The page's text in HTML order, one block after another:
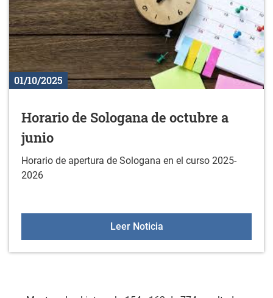
01/10/2025
Horario de Sologana de octubre a
junio
Horario de apertura de Sologana en el curso 2025-
2026
Leer NoticiaHorario de Sologana de